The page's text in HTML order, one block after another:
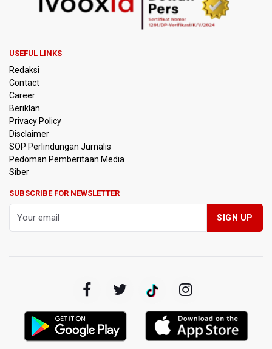
Kemarau Panjang, BNPB Minta Kalbar Tinjau Perda Bakar
Sekolah Rakyat Tahun 2027
Pemprov DKI Jakarta Pastikan Data Pajak dan Aset
Daerah Aman dari Kebakaran Bapenda
Dongkrak Optimisme Pasar, Ekonom Sebut Investor
Masih Selektif
Anggota DPR Desak Polisi Usut Tuntas Temuan Ratusan
Amnesty International Kecam Penangkapan Dua
Febrie Adriansyah Dicecar Puluhan Pertanyaan Saat
BGN Proses Pemberhentian Tidak Hormat 66 Kepala
USEFUL LINKS
Redaksi
Contact
Career
Beriklan
Privacy Policy
Disclaimer
SOP Perlindungan Jurnalis
Pedoman Pemberitaan Media
Siber
SUBSCRIBE FOR NEWSLETTER